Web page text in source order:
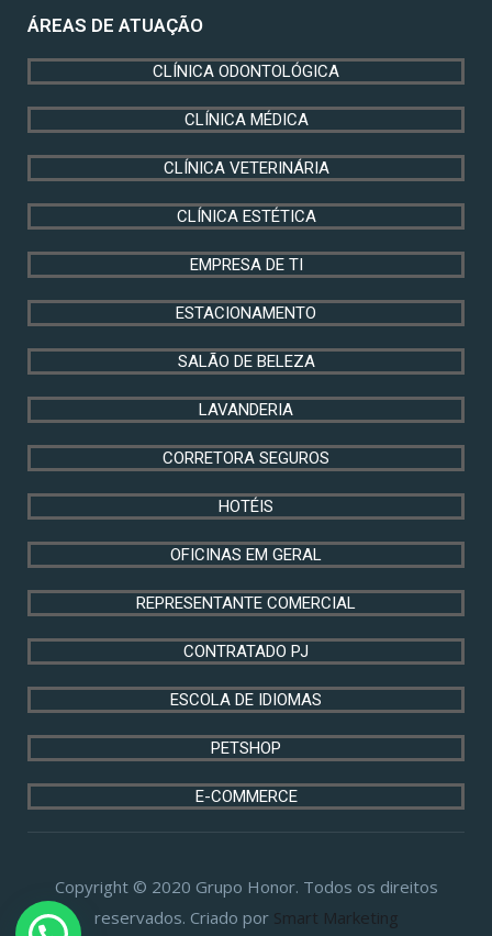
ÁREAS DE ATUAÇÃO
CLÍNICA ODONTOLÓGICA
CLÍNICA MÉDICA
CLÍNICA VETERINÁRIA
CLÍNICA ESTÉTICA
EMPRESA DE TI
ESTACIONAMENTO
SALÃO DE BELEZA
LAVANDERIA
CORRETORA SEGUROS
HOTÉIS
OFICINAS EM GERAL
REPRESENTANTE COMERCIAL
CONTRATADO PJ
ESCOLA DE IDIOMAS
PETSHOP
E-COMMERCE
Copyright © 2020 Grupo Honor. Todos os direitos
reservados. Criado por Smart Marketing